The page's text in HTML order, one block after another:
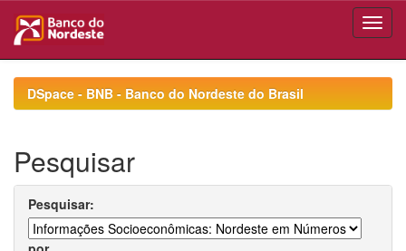
navigationDSpace - BNB - Banco do Nordeste do Brasil
Pesquisar
Pesquisar: